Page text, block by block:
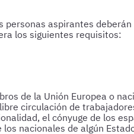
aspirantes
los siguientes requisitos:
de la Unión Europea o
circulación de
el cónyuge de los
nacionales de algún